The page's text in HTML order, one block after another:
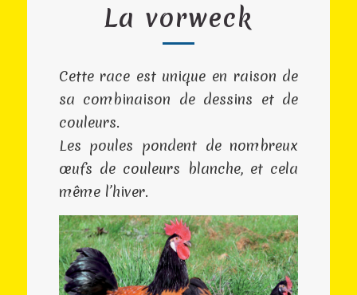
La vorweck
Cette race est unique en raison de
sa combinaison de dessins et de
couleurs.
Les poules pondent de nombreux
œufs de couleurs blanche, et cela
même l’hiver.